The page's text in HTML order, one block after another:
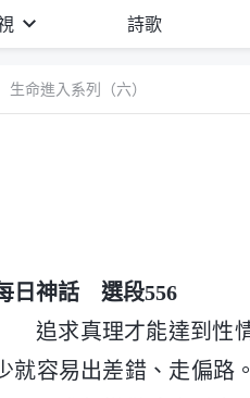
詩歌
生命進入系列（六）
日神話 選段556
追求真理才能達到性
就容易出差錯、走偏路